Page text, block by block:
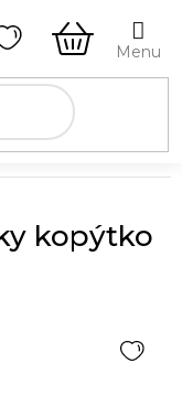
KOŠÍK
kopýtko